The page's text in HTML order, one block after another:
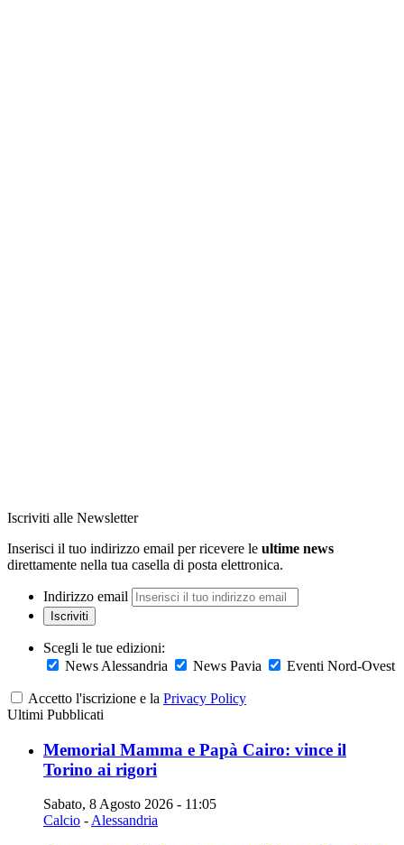
Iscriviti alle Newsletter
Inserisci il tuo indirizzo email per ricevere le ultime news
direttamente nella tua casella di posta elettronica.
Indirizzo email
Iscriviti
Scegli le tue edizioni:
News Alessandria
News Pavia Eventi Nord-Ovest
Accetto l'iscrizione e la Privacy Policy
Ultimi Pubblicati
Memorial Mamma e Papà Cairo: vince il
Torino ai rigori
Sabato, 8 Agosto 2026 - 11:05
Calcio - Alessandria